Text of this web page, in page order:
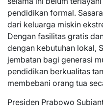
pendidikan formal.
dari keluarga miskin
Dengan fasilitas gratis
dengan kebutuhan lokal,
jembatan bagi generasi
pendidikan berkualitas
membebani orang tua
Presiden Prabowo